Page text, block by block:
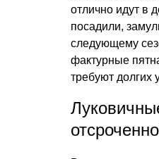
отлично идут в
посадили,
следующему
фактурные
требуют долгих